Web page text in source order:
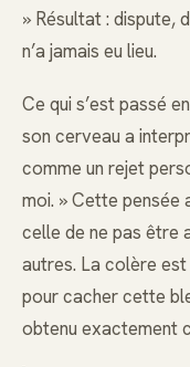
» Résultat : dispute,
n’a jamais eu lieu.
Ce qui s’est passé
son cerveau a
comme un rejet
moi. » Cette pensée
celle de ne pas être
autres. La colère
pour cacher cette
obtenu exactement